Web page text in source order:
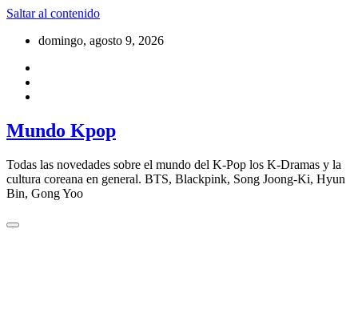
Saltar al contenido
domingo, agosto 9, 2026
Mundo Kpop
Todas las novedades sobre el mundo del K-Pop los K-Dramas y la
cultura coreana en general. BTS, Blackpink, Song Joong-Ki, Hyun
Bin, Gong Yoo